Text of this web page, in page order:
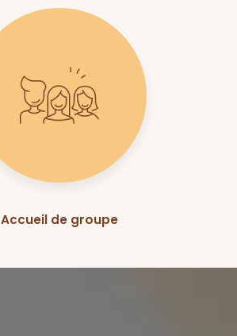
Accueil de groupe